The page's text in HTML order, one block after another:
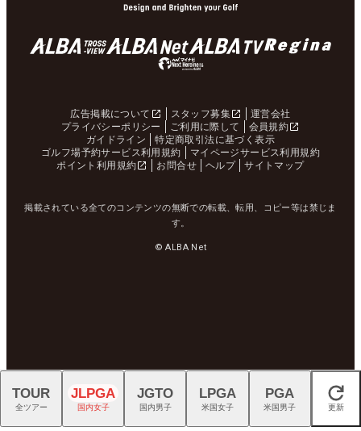
広告掲載について スタッフ募集
運営会社
プライバシーポリシー
ご利用に際して
会員規約
ガイドライン
特定商取引法に基づく表示
ゴルフ場予約サービス利用規約
マイページサービス利用規約
ポイント利用規約
お問合せ ヘルプ サイトマップ
掲載されている全てのコンテンツの無断での転載、転用、コピー等は禁じま
す。
© ALBA Net
閉じる
TOUR
全ツアー
JLPGA
国内女子
JGTO
国内男子
LPGA
米国女子
PGA
米国男子 更新